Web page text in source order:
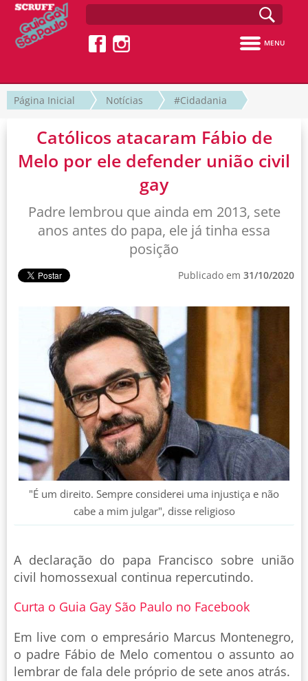
MENU
Página Inicial Notícias #Cidadania
Católicos atacaram Fábio de
Melo por ele defender união civil
gay
Padre lembrou que ainda em 2013, sete
anos antes do papa, ele já tinha essa
posição
Publicado em 31/10/2020
"É um direito. Sempre considerei uma injustiça e não
cabe a mim julgar", disse religioso
A declaração do papa Francisco sobre união
civil homossexual continua repercutindo.
Curta o Guia Gay São Paulo no Facebook
Em live com o empresário Marcus Montenegro,
o padre Fábio de Melo comentou o assunto ao
lembrar de fala dele próprio de sete anos atrás.